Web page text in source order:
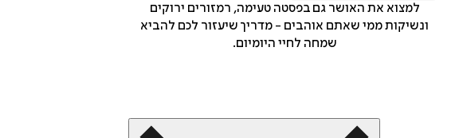
למצוא את האושר גם בפסטה טעימה, רמזורים ירוקים
ונשיקות ממי שאתם אוהבים - מדריך שיעזור לכם להביא
שמחה לחיי היומיום.